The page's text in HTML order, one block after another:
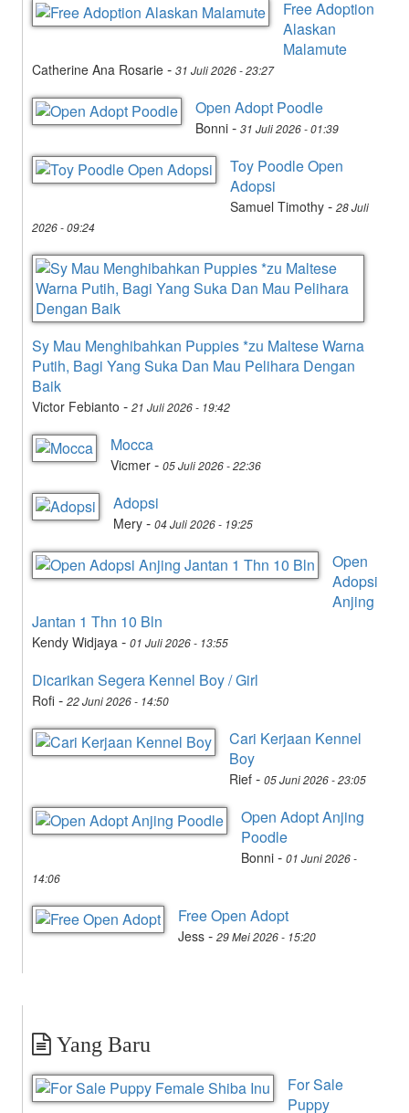
Free Adoption
Alaskan
Malamute
Catherine Ana Rosarie - 31 Juli 2026 - 23:27
Open Adopt Poodle
Bonni - 31 Juli 2026 - 01:39
Toy Poodle Open
Adopsi
Samuel Timothy - 28 Juli
2026 - 09:24
Sy Mau Menghibahkan Puppies *zu Maltese Warna
Putih, Bagi Yang Suka Dan Mau Pelihara Dengan
Baik
Victor Febianto - 21 Juli 2026 - 19:42
Mocca
Vicmer - 05 Juli 2026 - 22:36
Adopsi
Mery - 04 Juli 2026 - 19:25
Open
Adopsi
Anjing
Jantan 1 Thn 10 Bln
Kendy Widjaya - 01 Juli 2026 - 13:55
Dicarikan Segera Kennel Boy / Girl
Rofi - 22 Juni 2026 - 14:50
Cari Kerjaan Kennel
Boy
Rief - 05 Juni 2026 - 23:05
Open Adopt Anjing
Poodle
Bonni - 01 Juni 2026 -
14:06
Free Open Adopt
Jess - 29 Mei 2026 - 15:20
Yang Baru
For Sale
Puppy